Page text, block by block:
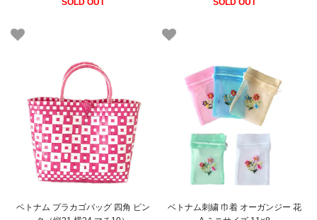
SOLD OUT
SOLD OUT
ベトナム プラカゴバッグ 四角 ピン
ベトナム刺繍 巾着 オーガンジー 花